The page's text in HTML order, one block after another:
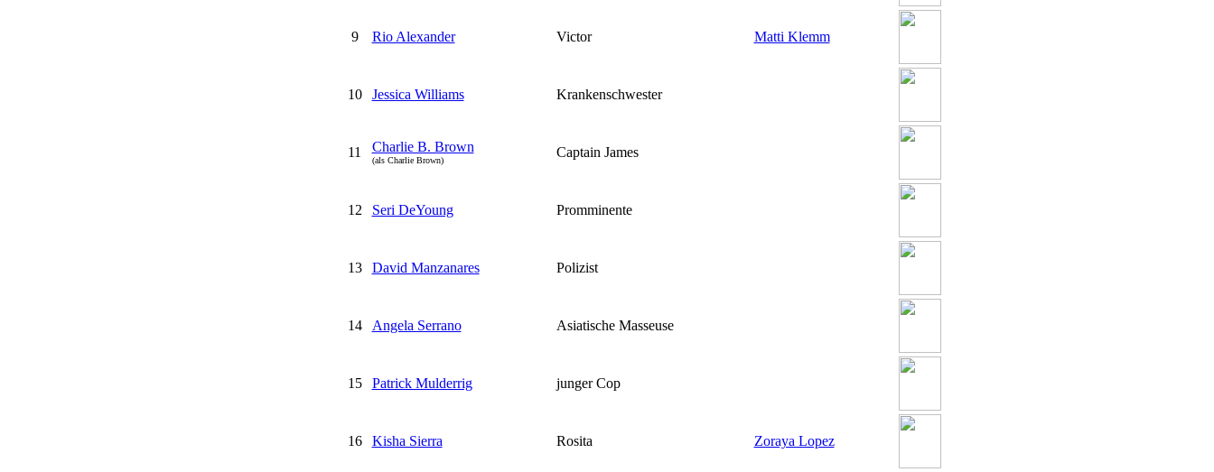
9 Rio Alexander Victor Matti Klemm
10 Jessica Williams Krankenschwester
11 Charlie B. Brown
(als Charlie Brown)
Captain James
12 Seri DeYoung Promminente
13 David Manzanares Polizist
14 Angela Serrano Asiatische Masseuse
15 Patrick Mulderrig junger Cop
16 Kisha Sierra Rosita Zoraya Lopez